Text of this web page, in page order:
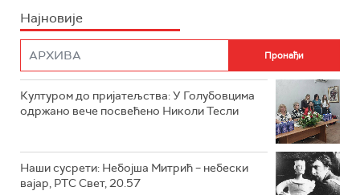
Најновије
Културом до пријатељства: У Голубовцима
одржано вече посвећено Николи Тесли
Наши сусрети: Небојша Митрић – небески
вајар, РТС Свет, 20.57